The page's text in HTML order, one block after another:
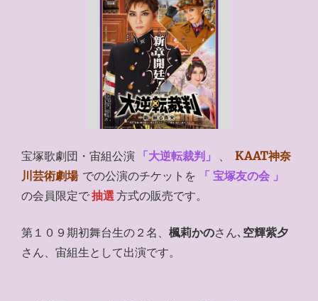
宝塚歌劇団・宙組公演 「大逆転裁判」 、
KAAT神奈
川芸術劇場 での公演のチケットを
「 宝塚友の会 」
の会員限定で抽選方式の販売です。
第１０９期初舞台生の２名、 楓莉かのさん､ 空輝紫夕
さん、宙組生として出演です。